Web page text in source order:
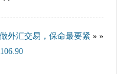
外汇交易，保命最要紧 » »